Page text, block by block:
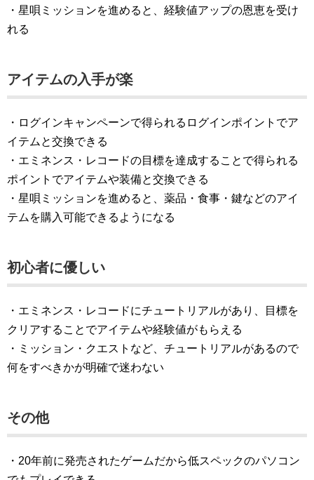
・星唄ミッションを進めると、経験値アップの恩恵を受け
れる
アイテムの入手が楽
・ログインキャンペーンで得られるログインポイントでア
イテムと交換できる
・エミネンス・レコードの目標を達成することで得られる
ポイントでアイテムや装備と交換できる
・星唄ミッションを進めると、薬品・食事・鍵などのアイ
テムを購入可能できるようになる
初心者に優しい
・エミネンス・レコードにチュートリアルがあり、目標を
クリアすることでアイテムや経験値がもらえる
・ミッション・クエストなど、チュートリアルがあるので
何をすべきかが明確で迷わない
その他
・20年前に発売されたゲームだから低スペックのパソコン